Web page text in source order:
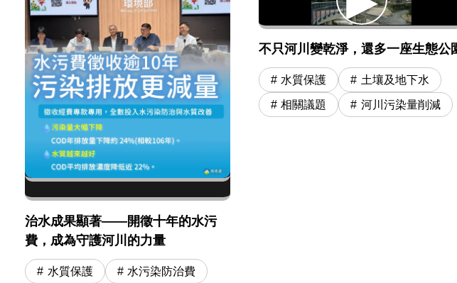
治水成果顯著——開徵十年的水污
費，成為守護河川的力量
水質保護 水污染防治費
不只河川變乾淨，還多一座生態公
水質保護 土壤及地下水
相關議題 河川污染量削減